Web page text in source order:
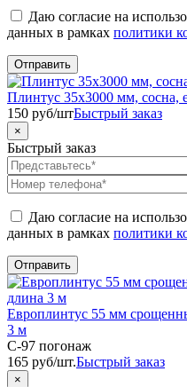
Даю согласие на
данных в рамках политики
Плинтус 35х3000 мм, сосна,
150 руб/штБыстрый заказ
×
Быстрый заказ
Даю согласие на
данных в рамках политики
Европлинтус 55 мм
3 м
C-97 погонаж
165 руб/шт.Быстрый заказ
×